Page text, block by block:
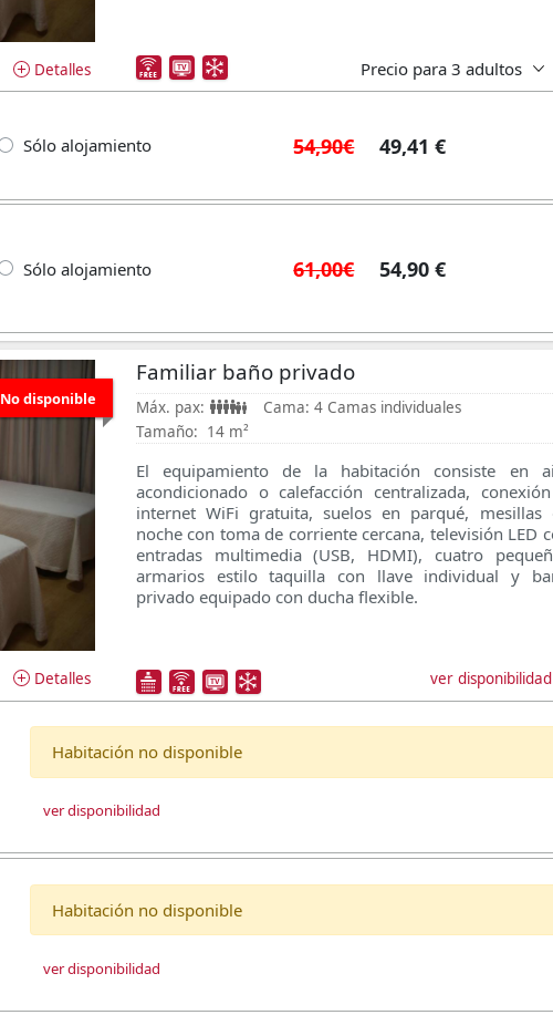
Detalles Precio para3 adultos
Sólo alojamiento 54,90€ 49,41 €
Sólo alojamiento 61,00€ 54,90 €
No disponible
Detalles
Familiar baño privado
Máx. pax: Cama: 4 Camas individuales
Tamaño: 14 m²
El equipamiento de la habitación consiste en
acondicionado o calefacción centralizada,
internet WiFi gratuita, suelos en parqué, mesillas
noche con toma de corriente cercana, televisión LED
entradas multimedia (USB, HDMI), cuatro
armarios estilo taquilla con llave individual y
privado equipado con ducha flexible.
ver disponibilidad
Habitación no disponible
ver disponibilidad
Habitación no disponible
ver disponibilidad